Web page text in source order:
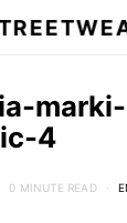
4
0 MINUTE READ